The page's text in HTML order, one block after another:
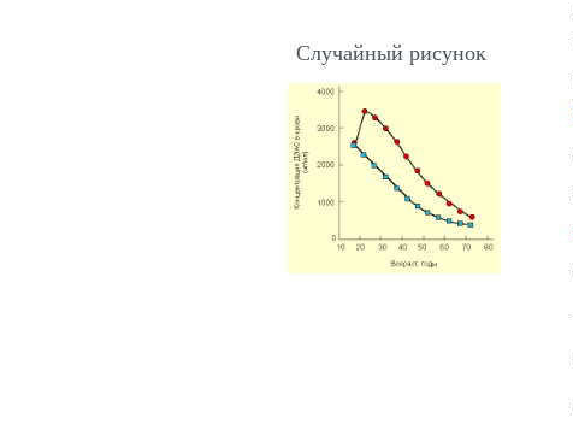
Случайный рисунок